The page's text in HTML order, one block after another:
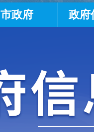
市政府 政府